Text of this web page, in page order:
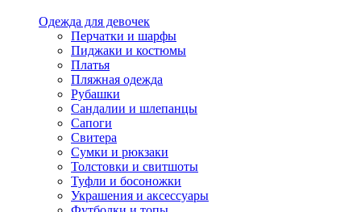
Одежда для девочек
Перчатки и шарфы
Пиджаки и костюмы
Платья
Пляжная одежда
Рубашки
Сандалии и шлепанцы
Сапоги
Свитера
Сумки и рюкзаки
Толстовки и свитшоты
Туфли и босоножки
Украшения и аксессуары